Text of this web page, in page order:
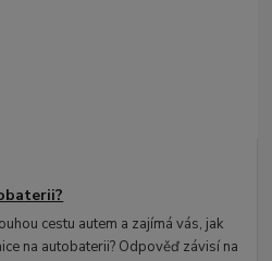
cestu autem a zajímá vás, jak
na autobaterii? Odpověď závisí na